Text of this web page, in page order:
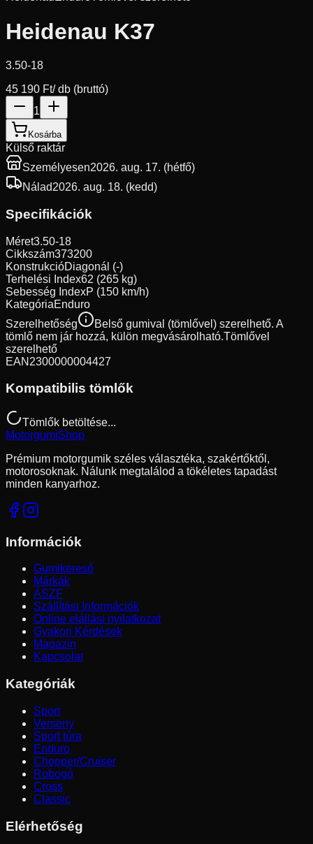
Heidenau K37
3.50-18
45 190 Ft/ db (bruttó)
1
Kosárba
Külső raktár
Személyesen2026. aug. 17. (hétfő)
Nálad2026. aug. 18. (kedd)
Specifikációk
Méret3.50-18
Cikkszám373200
KonstrukcióDiagonál (-)
Terhelési Index62 (265 kg)
Sebesség IndexP (150 km/h)
KategóriaEnduro
Szerelhetőség
Belső gumival (tömlővel) szerelhető. A
tömlő nem jár hozzá, külön megvásárolható.Tömlővel
szerelhető
EAN 2300000004427
Kompatibilis tömlők
Tömlők betöltése...
MotorgumiShop
Prémium motorgumik széles választéka, szakértőktől,
motorosoknak. Nálunk megtalálod a tökéletes tapadást
minden kanyarhoz.
Információk
Gumikereső
Márkák
ÁSZF
Szállítási Információk
Online elállási nyilatkozat
Gyakori Kérdések
Magazin
Kapcsolat
Kategóriák
Sport
Verseny
Sport túra
Enduro
Chopper/Cruiser
Robogó
Cross
Classic
Elérhetőség